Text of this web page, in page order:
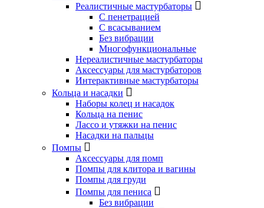
Реалистичные мастурбаторы
С пенетрацией
С всасыванием
Без вибрации
Многофункциональные
Нереалистичные мастурбаторы
Аксессуары для мастурбаторов
Интерактивные мастурбаторы
Кольца и насадки
Наборы колец и насадок
Кольца на пенис
Лассо и утяжки на пенис
Насадки на пальцы
Помпы
Аксессуары для помп
Помпы для клитора и вагины
Помпы для груди
Помпы для пениса
Без вибрации